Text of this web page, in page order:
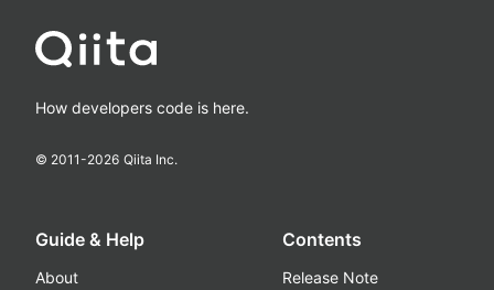
How developers code is here.
© 2011-2026 Qiita Inc.
Guide & Help
About
Contents
Release Note